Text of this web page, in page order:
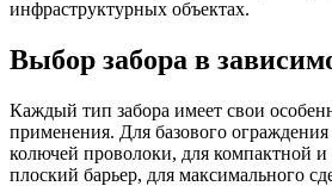
инфраструктурных объектах.
Выбор забора в
Каждый тип забора имеет свои
применения. Для базового ограждения
колючей проволоки, для компактной
плоский барьер, для максимального